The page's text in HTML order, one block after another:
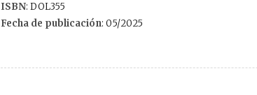
ISBN: DOL355
Fecha de publicación: 05/2025